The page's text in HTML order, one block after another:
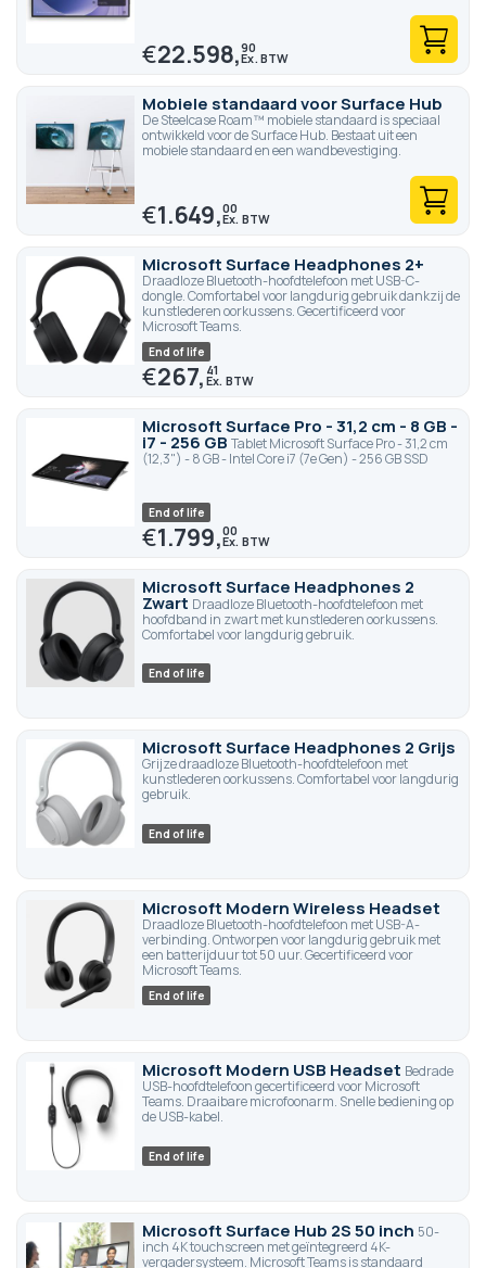
€22.598,90
Mobiele standaard voor Surface Hub
De Steelcase Roam™ mobiele standaard is speciaal
ontwikkeld voor de Surface Hub. Bestaat uit een
mobiele standaard en een wandbevestiging.
€1.649,00
Microsoft Surface Headphones 2+
Draadloze Bluetooth-hoofdtelefoon met USB-C-
dongle. Comfortabel voor langdurig gebruik dankzij de
kunstlederen oorkussens. Gecertificeerd voor
Microsoft Teams.
End of life
€267, 41
Microsoft Surface Pro - 31,2 cm - 8 GB -
i7 - 256 GB Tablet Microsoft Surface Pro - 31,2 cm
(12,3") - 8 GB - Intel Core i7 (7e Gen) - 256 GB SSD
End of life
€1.799,00
Microsoft Surface Headphones 2
Zwart Draadloze Bluetooth-hoofdtelefoon met
hoofdband in zwart met kunstlederen oorkussens.
Comfortabel voor langdurig gebruik.
End of life
Microsoft Surface Headphones 2 Grijs
Grijze draadloze Bluetooth-hoofdtelefoon met
kunstlederen oorkussens. Comfortabel voor langdurig
gebruik.
End of life
Microsoft Modern Wireless Headset
Draadloze Bluetooth-hoofdtelefoon met USB-A-
verbinding. Ontworpen voor langdurig gebruik met
een batterijduur tot 50 uur. Gecertificeerd voor
Microsoft Teams.
End of life
Microsoft Modern USB Headset Bedrade
USB-hoofdtelefoon gecertificeerd voor Microsoft
Teams. Draaibare microfoonarm. Snelle bediening op
de USB-kabel.
End of life
Microsoft Surface Hub 2S 50 inch 50-
inch 4K touchscreen met geïntegreerd 4K-
vergadersysteem. Microsoft Teams is standaard